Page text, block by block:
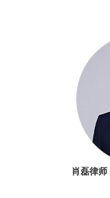
肖磊律